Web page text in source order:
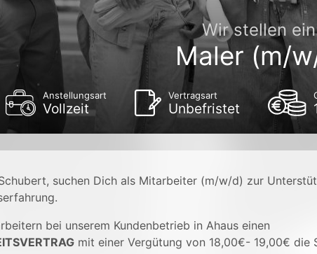
Wir stellen
Maler (m/
Anstellungsart
Vollzeit
Vertragsart
Unbefristet
suchen Dich als Mitarbeiter (m/w/d) zur
bei unserem Kundenbetrieb in Ahaus einen
mit einer Vergütung von 18,00€- 19,00€ die